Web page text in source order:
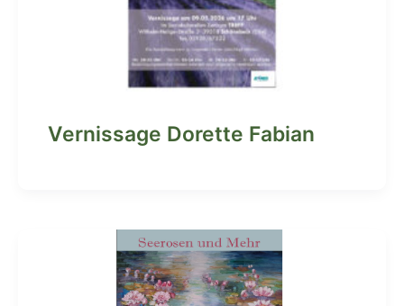
Vernissage Dorette Fabian